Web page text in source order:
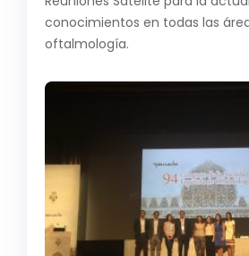
conocimientos en todas las
oftalmología.